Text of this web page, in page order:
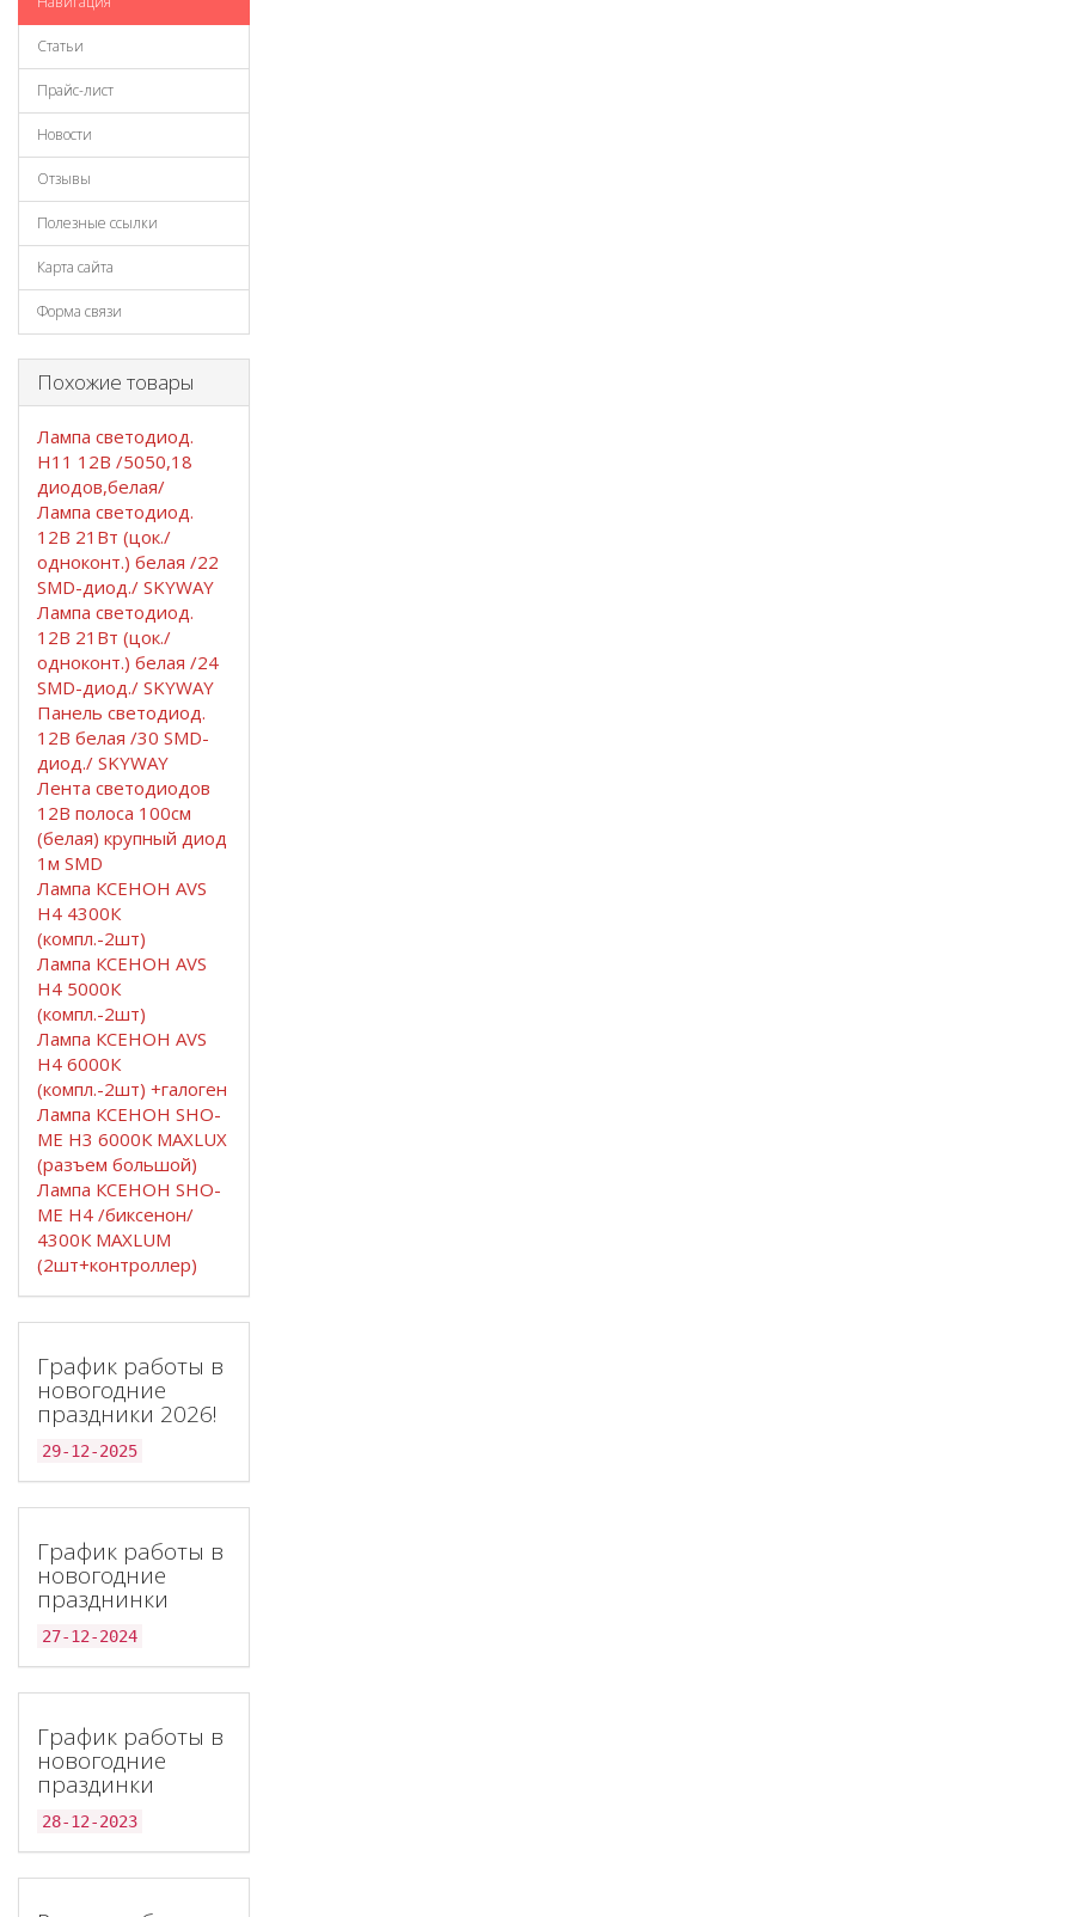
Статьи
Прайс-лист
Новости
Отзывы
Полезные ссылки
Карта сайта
Форма связи
Похожие товары
Лампа светодиод.
Н11 12В /5050,18
диодов,белая/
Лампа светодиод.
12В 21Вт (цок./
одноконт.) белая /22
SMD-диод./ SKYWAY
Лампа светодиод.
12В 21Вт (цок./
одноконт.) белая /24
SMD-диод./ SKYWAY
Панель светодиод.
12В белая /30 SMD-
диод./ SKYWAY
Лента светодиодов
12В полоса 100см
(белая) крупный диод
1м SMD
Лампа КСЕНОН AVS
H4 4300К
(компл.-2шт)
Лампа КСЕНОН AVS
H4 5000К
(компл.-2шт)
Лампа КСЕНОН AVS
H4 6000К
(компл.-2шт) +галоген
Лампа КСЕНОН SHO-
ME H3 6000К MAXLUX
(разъем большой)
Лампа КСЕНОН SHO-
ME H4 /биксенон/
4300К MAXLUM
(2шт+контроллер)
График работы в
новогодние
праздники 2026!
29-12-2025
График работы в
новогодние
празднинки
27-12-2024
График работы в
новогодние
праздинки
28-12-2023